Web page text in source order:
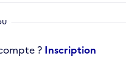
? Inscription